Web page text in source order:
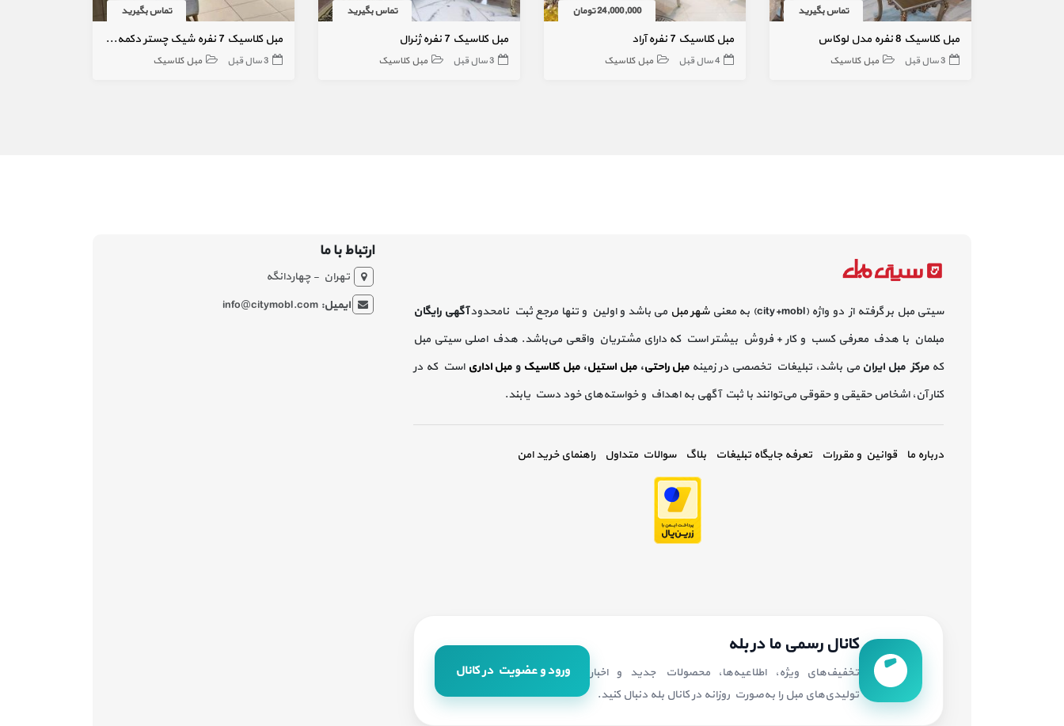
تماس بگیرید
مبل کلاسیک 8 نفره مدل لوکاس
3 سال قبل مبل کلاسیک
24,000,000 تومان
مبل کلاسیک 7 نفره آراد
4 سال قبل مبل کلاسیک
تماس بگیرید
مبل کلاسیک 7 نفره ژنرال
3 سال قبل مبل کلاسیک
تماس بگیرید
مبل کلاسیک 7 نفره شیک چستر دکمه خور
3 سال قبل مبل کلاسیک
سیتی مبل بر گرفته از دو واژه (city+mobl) به معنی شهر مبل می باشد و اولین و تنها مرجع ثبت نامحدودآگهی رایگان
مبلمان با هدف معرفی کسب و کار + فروش بیشتر است که دارای مشتریان واقعی می‌باشد. هدف اصلی سیتی مبل
کهمرکز مبل ایران می باشد، تبلیغات تخصصی در زمینه مبل راحتی،مبل استیل،مبل کلاسیک ومبل اداری است که در
کنار آن، اشخاص حقیقی و حقوقی می‌توانند با ثبت آگهی به اهداف و خواسته‌های خود دست یابند.
درباره ما قوانین و مقررات تعرفه جایگاه تبلیغات بلاگ سوالات متداول راهنمای خرید امن
کانال رسمی ما در بله
تخفیف‌های ویژه، اطلاعیه‌ها، محصولات جدید و اخبار
تولیدی‌های مبل را به‌صورت روزانه در کانال بله دنبال کنید.
ورود و عضویت در کانال
ارتباط با ما
تهران - چهاردانگه
ایمیل: info@citymobl.com